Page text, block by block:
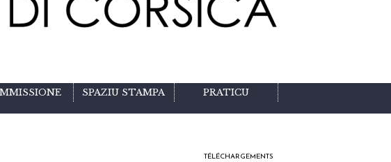
SPAZIU STAMPA PRATICU
TÉLÉCHARGEMENTS